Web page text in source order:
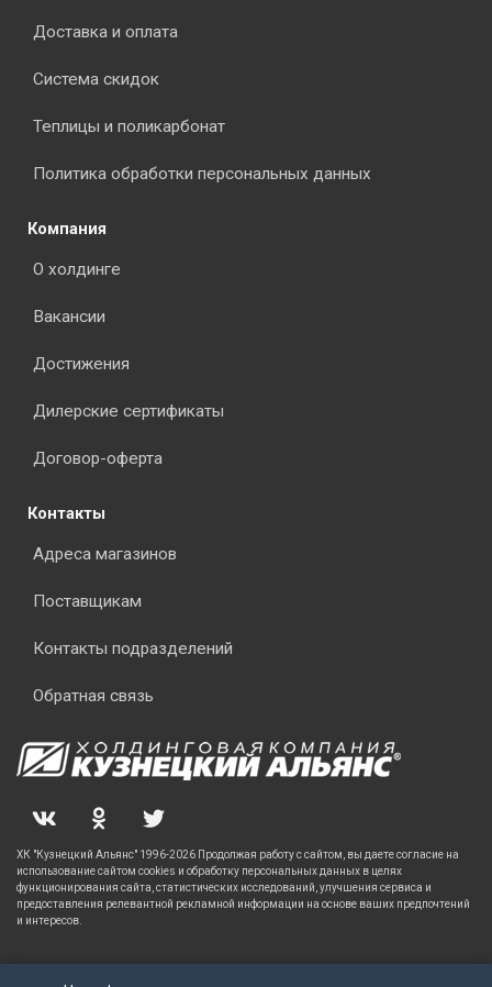
Доставка и оплата
Система скидок
Теплицы и поликарбонат
Политика обработки персональных данных
Компания
О холдинге
Вакансии
Достижения
Дилерские сертификаты
Договор-оферта
Контакты
Адреса магазинов
Поставщикам
Контакты подразделений
Обратная связь
ХК "Кузнецкий Альянс" 1996-2026 Продолжая работу с сайтом, вы даете согласие на
использование сайтом cookies и обработку персональных данных в целях
функционирования сайта, статистических исследований, улучшения сервиса и
предоставления релевантной рекламной информации на основе ваших предпочтений
и интересов.